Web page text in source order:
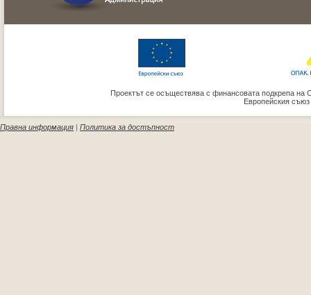
Проектът се осъществява с финансовата подкрепа на
Европейския
Правна информация | Политика за достъпност